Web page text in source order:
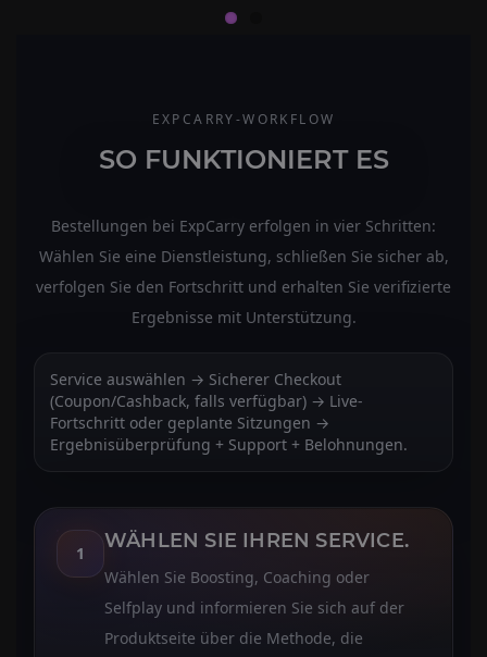
EXPCARRY-WORKFLOW
SO FUNKTIONIERT ES
Bestellungen bei ExpCarry erfolgen in vier Schritten:
Wählen Sie eine Dienstleistung, schließen Sie sicher ab,
verfolgen Sie den Fortschritt und erhalten Sie verifizierte
Ergebnisse mit Unterstützung.
Service auswählen → Sicherer Checkout
(Coupon/Cashback, falls verfügbar) → Live-
Fortschritt oder geplante Sitzungen →
Ergebnisüberprüfung + Support + Belohnungen.
1
WÄHLEN SIE IHREN SERVICE.
Wählen Sie Boosting, Coaching oder
Selfplay und informieren Sie sich auf der
Produktseite über die Methode, die